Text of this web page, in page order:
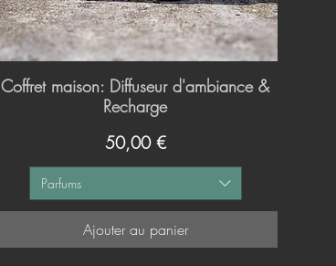
Aperçu rapide
Coffret maison: Diffuseur d'ambiance &
Recharge
Prix
50,00 €
Parfums
Ajouter au panier